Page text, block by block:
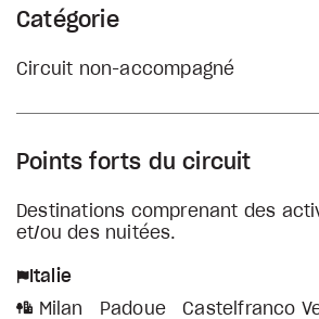
Catégorie
Circuit non-accompagné
Points forts du circuit
Destinations comprenant des
et/ou des nuitées.
Italie
Milan
Padoue
Castelfranco